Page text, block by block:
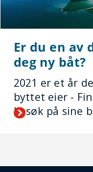
Er du en av
deg ny båt?
2021 er et år
byttet eier -
besøk på sine